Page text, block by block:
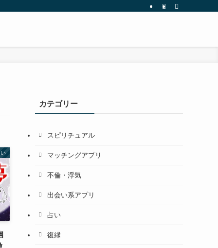
カテゴリー
スピリチュアル
マッチングアプリ
不倫・浮気
出会い系アプリ
占い
復縁